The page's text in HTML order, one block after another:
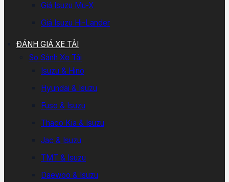
Giá Isuzu Mu-X
Giá Isuzu Hi-Lander
ĐÁNH GIÁ XE TẢI
So Sánh Xe Tải
Isuzu & Hino
Hyundai & Isuzu
Fuso & Isuzu
Thaco Kia & Isuzu
Jac & Isuzu
TMT & Isuzu
Daewoo & Isuzu